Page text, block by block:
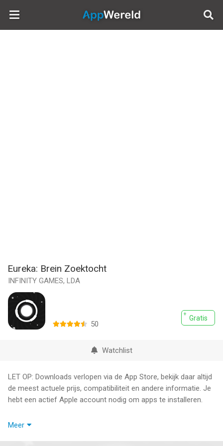
AppWereld
Eureka: Brein Zoektocht
INFINITY GAMES, LDA
Gratis
50
Watchlist
LET OP: Downloads verlopen via de App Store, bekijk daar altijd
de meest actuele prijs, compatibiliteit en andere informatie. Je
hebt een actief Apple account nodig om apps te installeren.
Als je denkt dat je slim bent, denk dan twee keer na!
Meer